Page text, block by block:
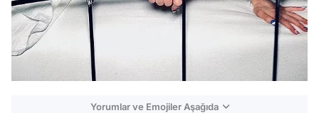
Yorumlar ve Emojiler Aşağıda